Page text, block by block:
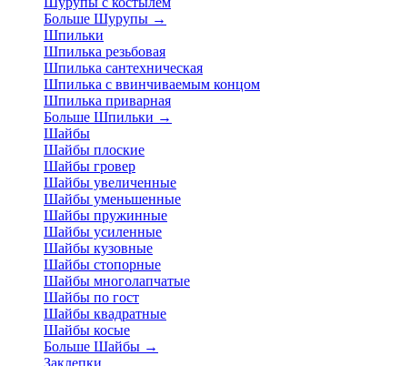
Больше Шурупы →
Шпильки
Шпилька резьбовая
Шпилька сантехническая
Шпилька с ввинчиваемым концом
Шпилька приварная
Больше Шпильки →
Шайбы
Шайбы плоские
Шайбы гровер
Шайбы увеличенные
Шайбы уменьшенные
Шайбы пружинные
Шайбы усиленные
Шайбы кузовные
Шайбы стопорные
Шайбы многолапчатые
Шайбы по гост
Шайбы квадратные
Шайбы косые
Больше Шайбы →
Заклепки